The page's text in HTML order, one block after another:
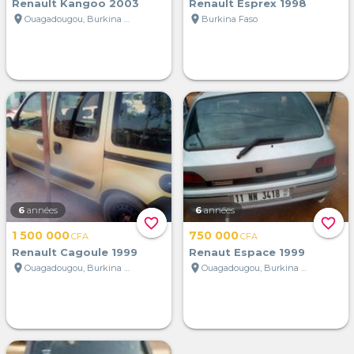
Renault Kangoo 2003
location_on
Ouagadougou, Burkina Faso
Renault Esprex 1998
location_on Burkina Faso
favorite_border
6 années
1 500 000CFA
Renault Cagoule 1999
location_on
Ouagadougou, Burkina Faso
favorite_border
6 années
750 000CFA
Renaut Espace 1999
location_on
Ouagadougou, Burkina Faso